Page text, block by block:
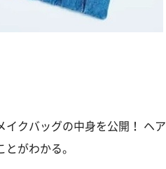
イクバッグの中身を公開！ ヘア
がわかる。